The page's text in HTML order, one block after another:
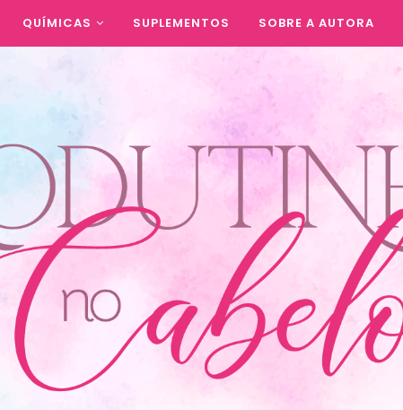
QUÍMICAS SUPLEMENTOS SOBRE A AUTORA